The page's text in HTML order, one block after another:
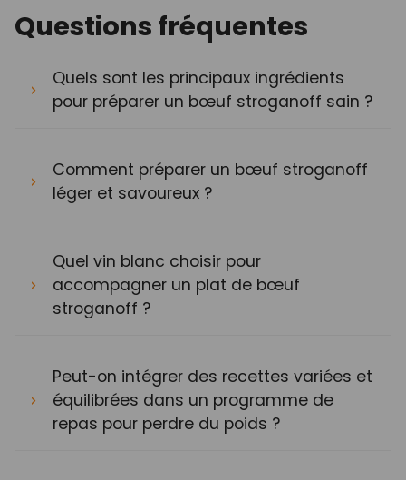
Questions fréquentes
Quels sont les principaux ingrédients
pour préparer un bœuf stroganoff sain ?
Comment préparer un bœuf stroganoff
léger et savoureux ?
Quel vin blanc choisir pour
accompagner un plat de bœuf
stroganoff ?
Peut-on intégrer des recettes variées et
équilibrées dans un programme de
repas pour perdre du poids ?